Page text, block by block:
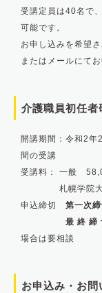
受講定員は40名で
可能です。
お申し込みを希望
またはメールにて
介護職員初任者
開講期間：令和2
間の受講
受講料：
一般
札幌学院大学
申込締切第一次
最 終 締 切：
場合は要相談
お申込み・お問